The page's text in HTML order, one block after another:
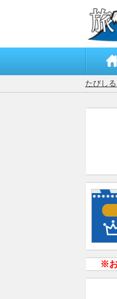
たびし
※お